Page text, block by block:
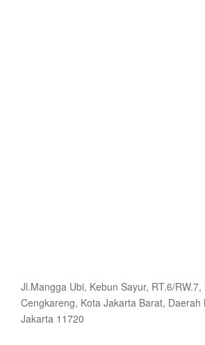
Jl.Mangga Ubi, Kebun Sayur, RT.6/
Cengkareng, Kota Jakarta Barat, Daerah
Jakarta 11720